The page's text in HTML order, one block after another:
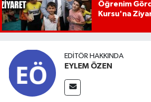
Öğrenim
Kursu'na
EDITÖR HAKKINDA
EYLEM ÖZEN